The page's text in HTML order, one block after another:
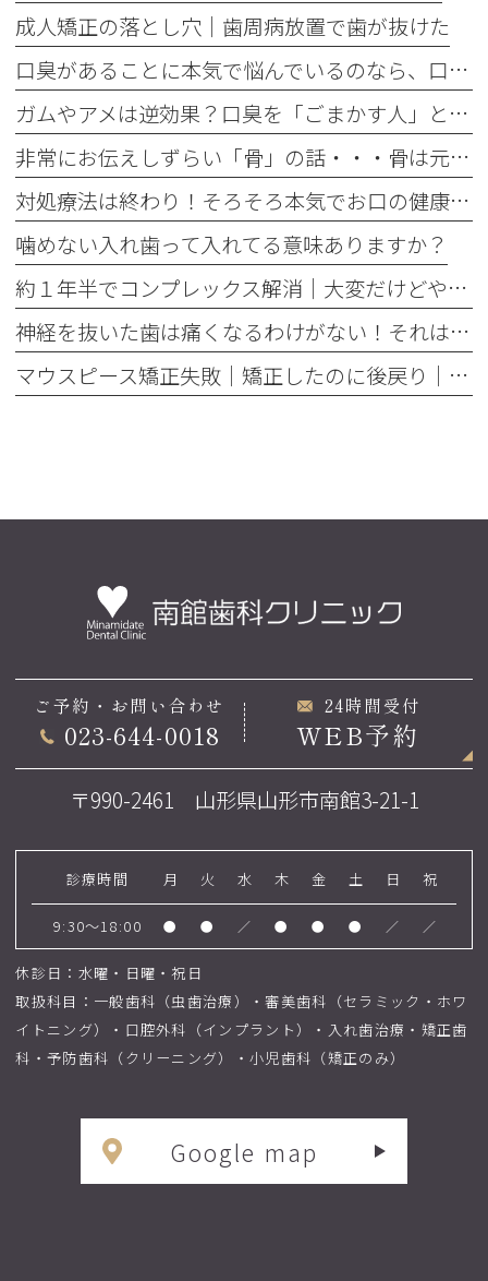
成人矯正の落とし穴｜歯周病放置で歯が抜けた
口臭があることに本気で悩んでいるのなら、口臭を本気で治そう
ガムやアメは逆効果？口臭を「ごまかす人」と「治す人」の決定的な違い
非常にお伝えしずらい「骨」の話・・・骨は元には戻せない？
対処療法は終わり！そろそろ本気でお口の健康とは何かを考えませんか
噛めない入れ歯って入れてる意味ありますか？
約１年半でコンプレックス解消｜大変だけどやって良かった歯の矯正治療
神経を抜いた歯は痛くなるわけがない！それは嘘です
マウスピース矯正失敗｜矯正したのに後戻り｜最近よく聞くけどそれってなんで？
ご予約・お問い合わせ
023-644-0018
24時間受付
WEB予約
〒990-2461 山形県山形市南館3-21-1
診療時間 月 火 水 木 金 土 日 祝
9:30～18:00 ● ● ／ ● ● ● ／ ／
休診日：水曜・日曜・祝日
取扱科目：一般歯科（虫歯治療）・審美歯科（セラミック・ホワ
イトニング）・口腔外科（インプラント）・入れ歯治療・矯正歯
科・予防歯科（クリーニング）・小児歯科（矯正のみ）
Google map